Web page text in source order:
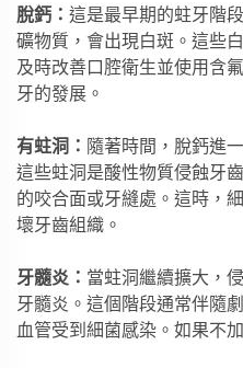
脫鈣： 這是最早期的蛀牙階
礦物質，會出現白斑。這些
及時改善口腔衛生並使用含
牙的發展。
有蛀洞： 隨著時間，脫鈣進
這些蛀洞是酸性物質侵蝕牙
的咬合面或牙縫處。這時，
壞牙齒組織。
牙髓炎： 當蛀洞繼續擴大，
牙髓炎。這個階段通常伴隨
血管受到細菌感染。如果不